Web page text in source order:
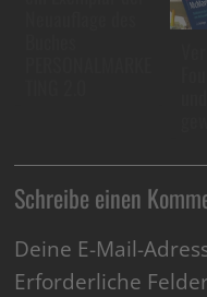
Schreibe einen
Deine E-Mail-
Erforderliche